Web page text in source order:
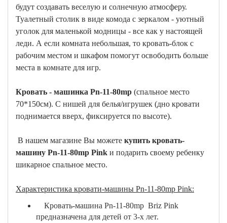
будут создавать веселую и солнечную атмосферу.
Туалетный столик в виде комода с зеркалом - уютный
уголок для маленькой модницы - все как у настоящей
леди. А если комната небольшая, то кровать-блок с
рабочим местом и шкафом помогут освободить больше
места в комнате для игр.
Кровать - машинка Pn-11-80mp (спальное место
70*150см). С нишей для белья/игрушек (дно кровати
поднимается вверх, фиксируется по высоте).
В нашем магазине Вы можете купить кровать-
машину Pn-11-80mp Pink и подарить своему ребенку
шикарное спальное место.
Характеристика кровати-машины Pn-11-80mp Pink:
Кровать-машина Pn-11-80mp Briz Pink
предназначена для детей от 3-х лет.